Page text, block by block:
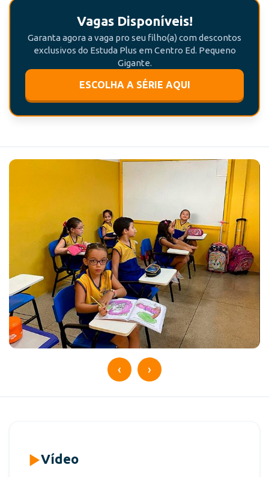
Vagas Disponíveis!
Garanta agora a vaga pro seu filho(a) com descontos
exclusivos do Estuda Plus em Centro Ed. Pequeno
Gigante.
ESCOLHA A SÉRIE AQUI
‹ ›
Vídeo